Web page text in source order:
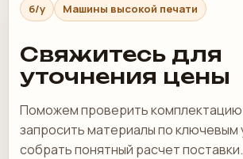
б/у Машины высокой печати
Свяжитесь для
уточнения цены
Поможем проверить комплектацию
запросить материалы по ключевым
собрать понятный расчет поставки.